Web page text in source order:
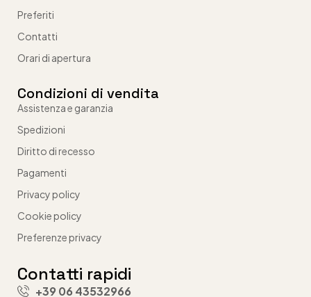
Preferiti
Contatti
Orari di apertura
Condizioni di vendita
Assistenza e garanzia
Spedizioni
Diritto di recesso
Pagamenti
Privacy policy
Cookie policy
Preferenze privacy
Contatti rapidi
+39 06 43532966